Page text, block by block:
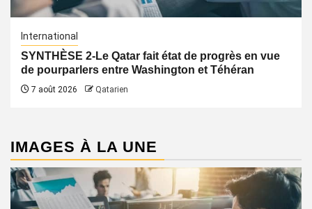
International
SYNTHÈSE 2-Le Qatar fait état de progrès en vue
de pourparlers entre Washington et Téhéran
7 août 2026 Qatarien
IMAGES À LA UNE